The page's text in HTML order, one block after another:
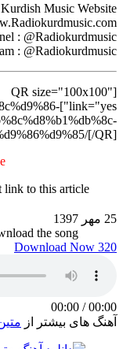
Kurdish Music
:
:
[QR
Short link to this article :
download the song
Download
/
00:00
های بیشتر ازمتین